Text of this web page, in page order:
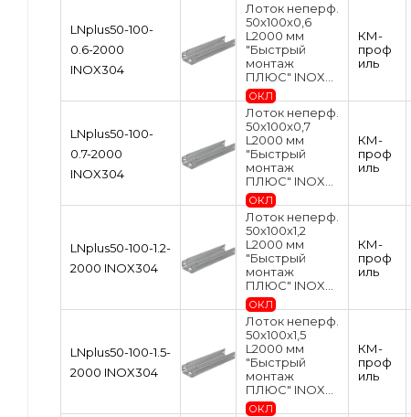
LNplus50-100-
0.6-2000
INOX304
Лоток неперф.
50х100х0,6
L2000 мм
"Быстрый
монтаж
ПЛЮС" INOX...
ОКЛ
КМ-
проф
иль
LNplus50-100-
0.7-2000
INOX304
Лоток неперф.
50х100х0,7
L2000 мм
"Быстрый
монтаж
ПЛЮС" INOX...
ОКЛ
КМ-
проф
иль
LNplus50-100-1.2-
2000 INOX304
Лоток неперф.
50х100х1,2
L2000 мм
"Быстрый
монтаж
ПЛЮС" INOX...
ОКЛ
КМ-
проф
иль
LNplus50-100-1.5-
2000 INOX304
Лоток неперф.
50х100х1,5
L2000 мм
"Быстрый
монтаж
ПЛЮС" INOX...
ОКЛ
КМ-
проф
иль